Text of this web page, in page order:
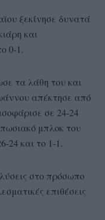
ξεκίνησε δυνατά
και
0-1.
τα λάθη του και
απέκτησε από
σε 24-24
μπλοκ του
24 και το 1-1.
στο πρόσωπο
επιθέσεις